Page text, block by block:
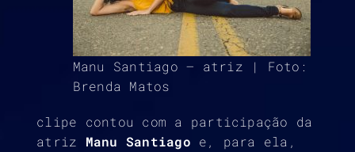
Manu Santiago – atriz | Foto:
Brenda Matos
clipe contou com a participação da
atriz Manu Santiago e, para ela,